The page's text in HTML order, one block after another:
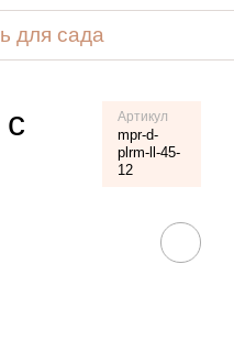
для сада
Артикул
mpr-d-
plrm-ll-45-
12